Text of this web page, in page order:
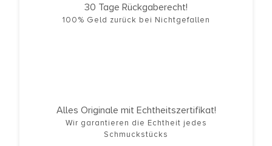
30 Tage Rückgaberecht!
100% Geld zurück bei Nichtgefallen
Alles Originale mit Echtheitszertifikat!
Wir garantieren die Echtheit jedes
Schmuckstücks